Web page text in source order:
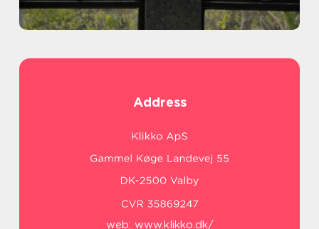
Address
web: www.klikko.dk/